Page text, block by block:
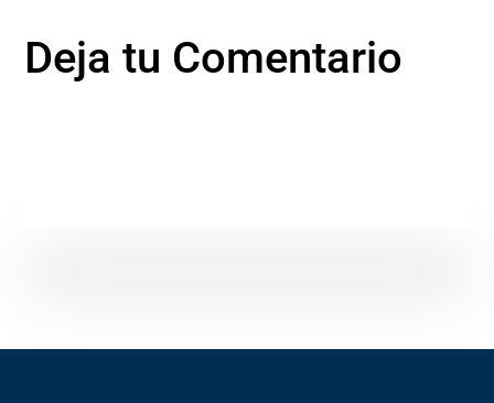
Deja tu Comentario